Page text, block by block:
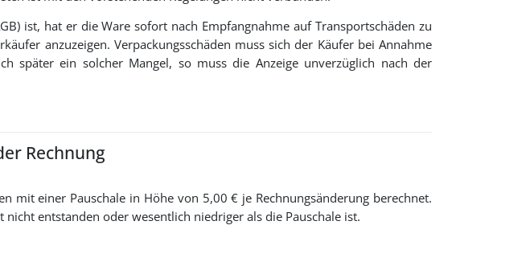
ist, hat er die Ware sofort nach Empfangnahme auf Transportschäden zu
anzuzeigen. Verpackungsschäden muss sich der Käufer bei Annahme
später ein solcher Mangel, so muss die Anzeige unverzüglich nach der
Rechnung
mit einer Pauschale in Höhe von 5,00 € je Rechnungsänderung berechnet.
entstanden oder wesentlich niedriger als die Pauschale ist.